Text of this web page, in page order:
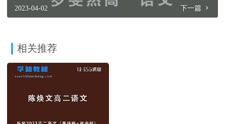
2023-04-02 下一篇
相关推荐